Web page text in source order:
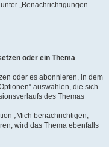
„Benachrichtigungen
oder ein Thema
oder es abonnieren, in dem
auswählen, die sich
des Themas
„Mich benachrichtigen,
wird das Thema ebenfalls